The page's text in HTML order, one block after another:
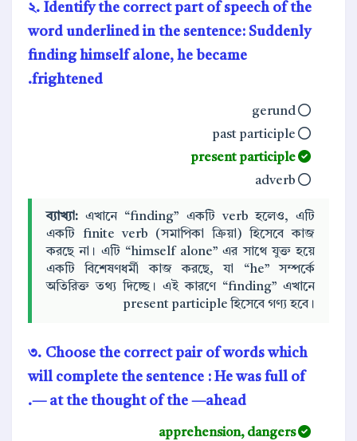
২. Identify the correct part of speech of the
word underlined in the sentence: Suddenly
findinghimself alone, he became
frightened.
ব্যাখ্যা: এখানে “finding” একটি verb হলেও, এটি
একটি finite verb (সমাপিকা ক্রিয়া) হিসেবে কাজ
করছে না। এটি “himself alone” এর সাথে যুক্ত হয়ে
একটি বিশেষণধর্মী কাজ করছে, যা “he” সম্পর্কে
অতিরিক্ত তথ্য দিচ্ছে। এই কারণে “finding” এখানে
present participle হিসেবে গণ্য হবে।
৩. Choose the correct pair of words which
will complete the sentence : He was full of
— at the thought of the —ahead.
apprehension, dangers